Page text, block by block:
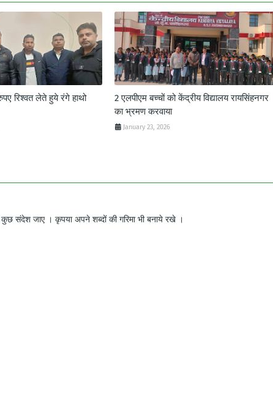
रिश्वत लेते हुये रंगे हाथो
2 एलपीएम बच्चों को केंद्रीय विद्यालय रायसिंहनगर
का भ्रमण करवाया
January 23, 2026
संदेश जाए । कृपया अपने शब्दों की गरिमा भी बनाये रखे ।